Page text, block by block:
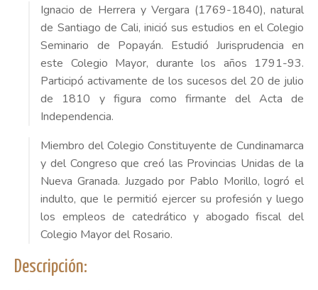
Ignacio de Herrera y Vergara (1769-1840), natural
de Santiago de Cali, inició sus estudios en el Colegio
Seminario de Popayán. Estudió Jurisprudencia en
este Colegio Mayor, durante los años 1791-93.
Participó activamente de los sucesos del 20 de julio
de 1810 y figura como firmante del Acta de
Independencia.
Miembro del Colegio Constituyente de Cundinamarca
y del Congreso que creó las Provincias Unidas de la
Nueva Granada. Juzgado por Pablo Morillo, logró el
indulto, que le permitió ejercer su profesión y luego
los empleos de catedrático y abogado fiscal del
Colegio Mayor del Rosario.
Descripción: